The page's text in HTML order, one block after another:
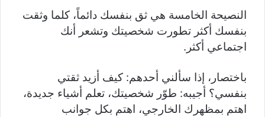
النصيحة الخامسة هي ثق بنفسك دائماً، كلما وثقت
بنفسك أكثر تطورت شخصيتك وتشعر أنك
اجتماعي أكثر.
باختصار، إذا سألني أحدهم: كيف أزيد ثقتي
بنفسي؟ أجيبه: طوّر شخصيتك، تعلم أشياء جديدة،
اهتم بمظهرك الخارجي، اهتم بكل جوانب